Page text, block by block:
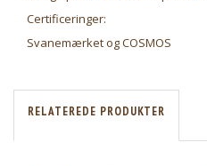
Certificeringer:
Svanemærket og COSMOS
RELATEREDE PRODUKTER